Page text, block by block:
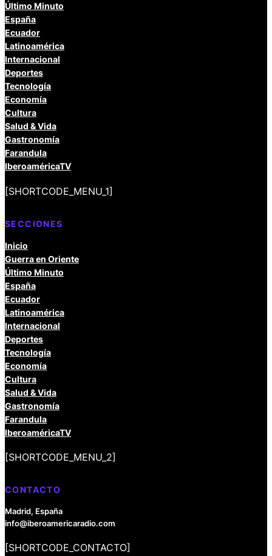
Último Minuto
España
Ecuador
Latinoamérica
Internacional
Deportes
Tecnología
Economía
Cultura
Salud & Vida
Gastronomía
Farandula
IberoaméricaTV
[SHORTCODE_MENU_1]
SECCIONES
Inicio
Guerra en Oriente
Último Minuto
España
Ecuador
Latinoamérica
Internacional
Deportes
Tecnología
Economía
Cultura
Salud & Vida
Gastronomía
Farandula
IberoaméricaTV
[SHORTCODE_MENU_2]
CONTACTO
Madrid, España
info@iberoamericaradio.com
[SHORTCODE_CONTACTO]